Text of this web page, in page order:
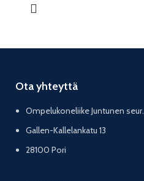
Ota yhteyttä
Ompelukoneliike Juntunen seur.
Gallen-Kallelankatu 13
28100 Pori